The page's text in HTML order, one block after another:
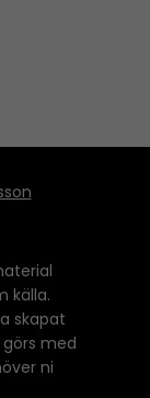
källa.
skapat
med
ni